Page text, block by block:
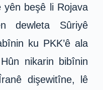
yên beşê li Rojava
dewleta Sûriyê
ku PKK’ê ala
nikarin bibînin
dişewitîne, lê